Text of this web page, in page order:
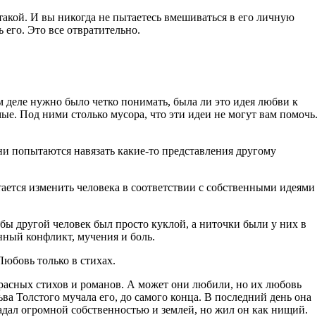
И вы никогда не пытаетесь вмешиваться в его личную
Это все отвратительно.
деле нужно было четко понимать, была ли это идея любви к
Под ними столько мусора, что эти идеи не могут вам помочь.
попытаются навязать какие-то представления другому
изменить человека в соответствии с собственными идеями
другой человек был просто куклой, а ниточки были у них в
конфликт, мучения и боль.
только в стихах.
стихов и романов. А может они любили, но их любовь
Толстого мучала его, до самого конца. В последний день она
огромной собственностью и землей, но жил он как нищий.